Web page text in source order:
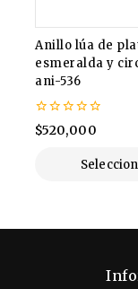
Anillo lúa de
esmeralda y
ani-536
0
de
$520,000